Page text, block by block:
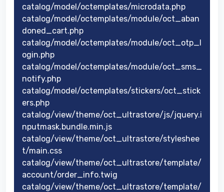
catalog/model/octemplates/microdata.php
catalog/model/octemplates/module/oct_aban
doned_cart.php
catalog/model/octemplates/module/oct_otp_l
ogin.php
catalog/model/octemplates/module/oct_sms_
notify.php
catalog/model/octemplates/stickers/oct_stick
ers.php
catalog/view/theme/oct_ultrastore/js/jquery.i
nputmask.bundle.min.js
catalog/view/theme/oct_ultrastore/styleshee
t/main.css
catalog/view/theme/oct_ultrastore/template/
account/order_info.twig
catalog/view/theme/oct_ultrastore/template/